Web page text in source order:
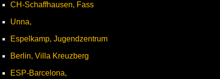
CH-Schaffhausen, Fass
Unna,
Espelkamp, Jugendzentrum
Berlin, Villa Kreuzberg
ESP-Barcelona,